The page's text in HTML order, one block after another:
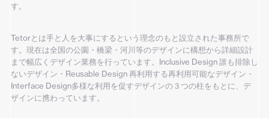
す。
Tetorとは手と人を大事にするという理念のもと設立された事務所で
す。現在は全国の公園・橋梁・河川等のデザインに構想から詳細設計
まで幅広くデザイン業務を行っています。Inclusive Design 誰も排除し
ないデザイン・Reusable Design 再利用する再利用可能なデザイン・
Interface Design多様な利用を促すデザインの３つの柱をもとに、デ
ザインに携わっています。